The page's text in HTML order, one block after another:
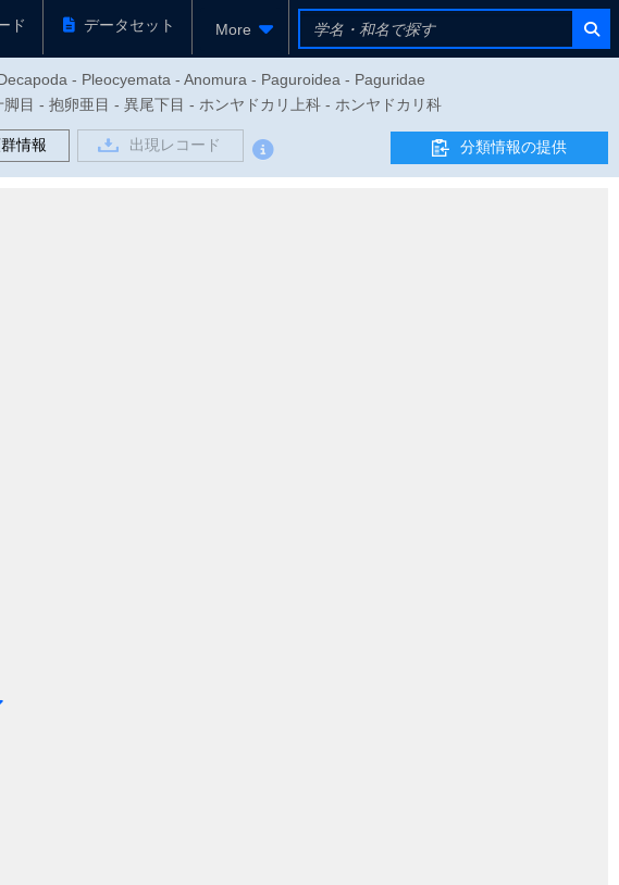
ド データセット More
- Pleocyemata - Anomura - Paguroidea - Paguridae
目 - 抱卵亜目 - 異尾下目 - ホンヤドカリ上科 - ホンヤドカリ科
情報 出現レコード 分類情報の提供